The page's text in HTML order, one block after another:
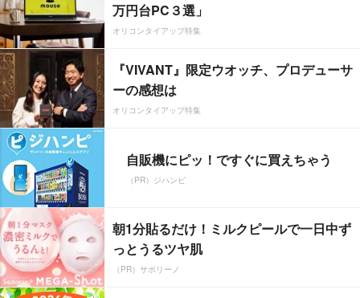
万円台PC３選」
オリコンタイアップ特集
『VIVANT』限定ウオッチ、プロデューサ
ーの感想は
オリコンタイアップ特集
自販機にピッ！ですぐに買えちゃう
（PR）ジハンピ
朝1分貼るだけ！ミルクピールで一日中ず
っとうるツヤ肌
（PR）サボリーノ